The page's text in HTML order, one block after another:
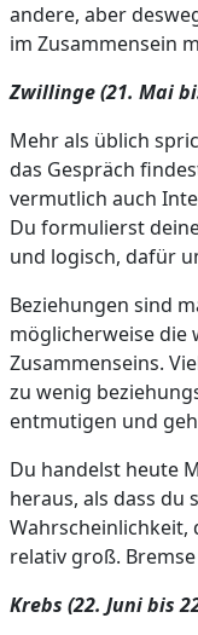
andere, aber
im Zusammensein
Zwillinge (21. Mai
Mehr als üblich
das Gespräch
vermutlich auch
Du formulierst
und logisch, dafür
Beziehungen sind
möglicherweise die
Zusammenseins.
zu wenig
entmutigen und
Du handelst heute
heraus, als dass du
Wahrscheinlichkeit,
relativ groß.
Krebs (22. Juni bis